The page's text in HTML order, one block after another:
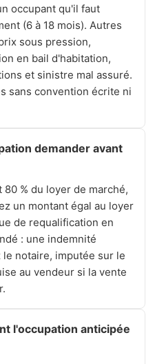
occupant qu'il faut
(6 à 18 mois). Autres
sous pression,
en bail d'habitation,
et sinistre mal assuré.
sans convention écrite ni
demander avant
% du loyer de marché,
un montant égal au loyer
de requalification en
: une indemnité
notaire, imputée sur le
au vendeur si la vente
l'occupation anticipée